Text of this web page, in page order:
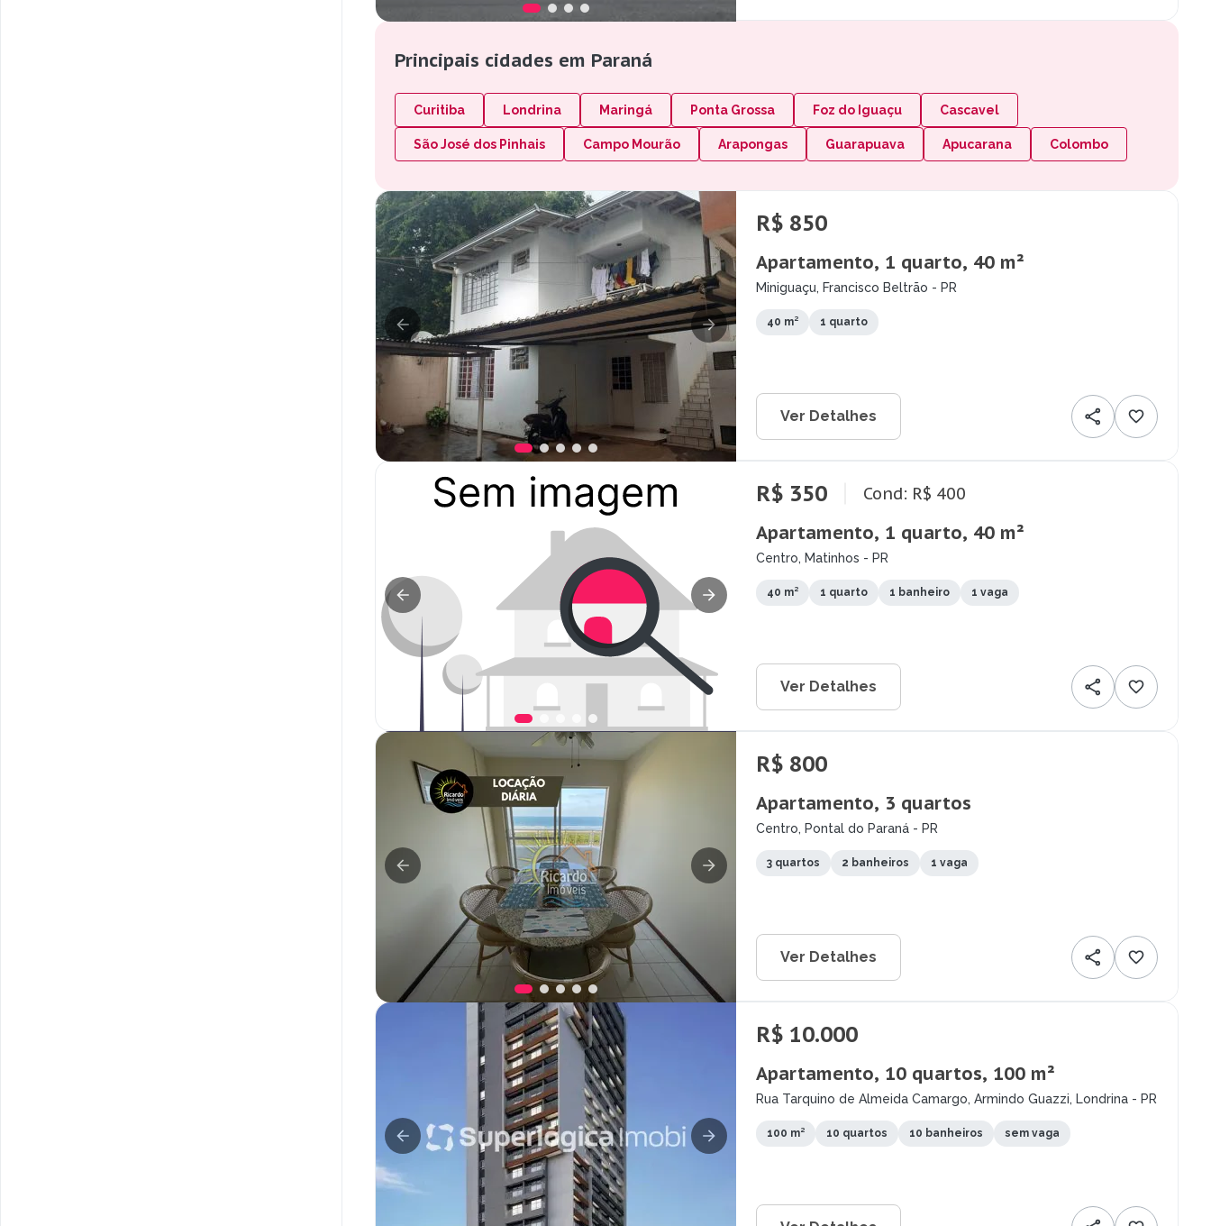
Principais cidades em Paraná
Curitiba Londrina Maringá Ponta Grossa Foz do Iguaçu Cascavel
São José dos Pinhais Campo Mourão Arapongas Guarapuava Apucarana Colombo
R$ 850
Apartamento, 1 quarto, 40 m²
Miniguaçu, Francisco Beltrão - PR
40 m² 1 quarto
Ver Detalhes
R$ 350 Cond: R$ 400
Apartamento, 1 quarto, 40 m²
Centro, Matinhos - PR
40 m² 1 quarto 1 banheiro 1 vaga
Ver Detalhes
R$ 800
Apartamento, 3 quartos
Centro, Pontal do Paraná - PR
3 quartos 2 banheiros 1 vaga
Ver Detalhes
R$ 10.000
Apartamento, 10 quartos, 100 m²
Rua Tarquino de Almeida Camargo, Armindo Guazzi, Londrina - PR
100 m² 10 quartos 10 banheiros sem vaga